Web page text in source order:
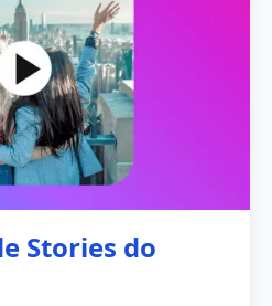
Stories do